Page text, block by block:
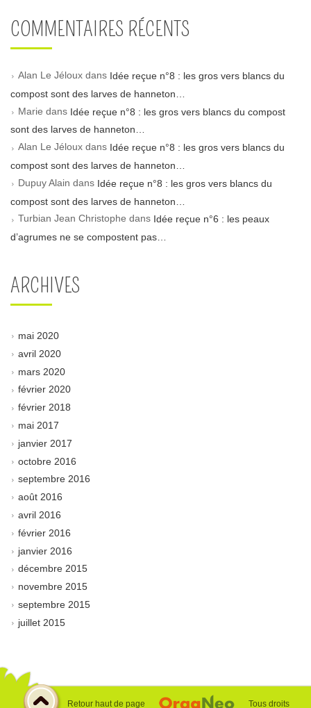
COMMENTAIRES RÉCENTS
Alan Le Jéloux dans Idée reçue n°8 : les gros vers blancs du
compost sont des larves de hanneton…
Marie dans Idée reçue n°8 : les gros vers blancs du compost
sont des larves de hanneton…
Alan Le Jéloux dans Idée reçue n°8 : les gros vers blancs du
compost sont des larves de hanneton…
Dupuy Alain dans Idée reçue n°8 : les gros vers blancs du
compost sont des larves de hanneton…
Turbian Jean Christophe dans Idée reçue n°6 : les peaux
d’agrumes ne se compostent pas…
ARCHIVES
mai 2020
avril 2020
mars 2020
février 2020
février 2018
mai 2017
janvier 2017
octobre 2016
septembre 2016
août 2016
avril 2016
février 2016
janvier 2016
décembre 2015
novembre 2015
septembre 2015
juillet 2015
Retour haut de page Tous droits